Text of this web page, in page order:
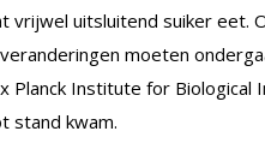
vrijwel uitsluitend suiker eet.
moeten
Planck Institute for
stand kwam.